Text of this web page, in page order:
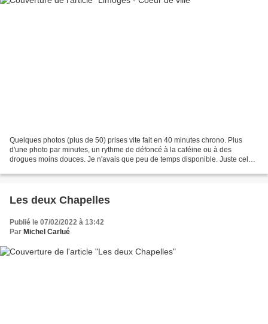
Quelques photos (plus de 50) prises vite fait en 40 minutes chrono. Plus
d'une photo par minutes, un rythme de défoncé à la caféine ou à des
drogues moins douces. Je n'avais que peu de temps disponible. Juste celui
Les deux Chapelles
Publié le 07/02/2022 à 13:42
Par Michel Carlué